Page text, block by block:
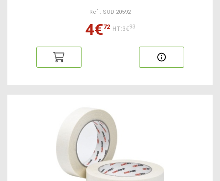
Ref : SOD 20592
4€72 HT:3€93